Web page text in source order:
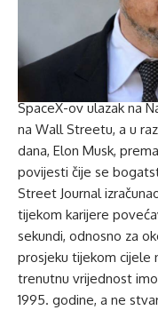
SpaceX-ov ulazak na
na Wall Streetu, a u
dana, Elon Musk,
povijesti čije se
Street Journal
tijekom karijere
sekundi, odnosno za
prosjeku tijekom cijele
trenutnu vrijednost
1995. godine, a ne